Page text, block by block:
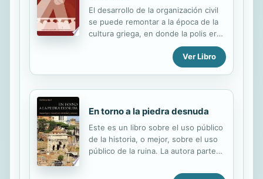
El desarrollo de la organización civil
se puede remontar a la época de la
cultura griega, en donde la polis era
un medio de organización civil o
construcción del interés público,
donde desarrolla un sistema de
democracia como forma de gobierno
con la conformación de la sociedad
ciudad a través de la societa civitis,
como otra manera de organización
social y manera de gobernar.En la
presenta el problema de
Ver Libro
En torno a la piedra desnuda
Este es un libro sobre el uso público
de la historia, o mejor, sobre el uso
público de la ruina. La autora parte
actual de Roma donde imperan unos